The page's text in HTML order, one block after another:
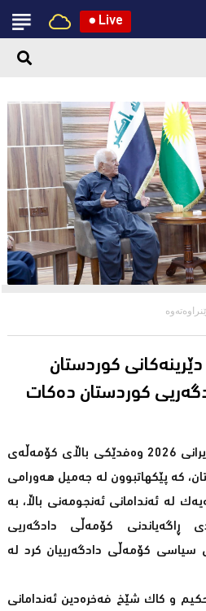
● Live
كوردستان
كوردستان دەكات
پێشنێوەڕۆى ئەمڕۆ 2ـی حوزه‌یرانی 2026 وەفدێكی باڵای كۆمەڵەی
كە پێكهاتبوون لە جەمیل هەورامی
لە ئەندامانی ئەنجومەنی باڵا، بە
ڕاگەیاندنی كۆمەڵی دادگەریی
سیاسی كۆمەڵی دادگەرییان كرد لە
و كاك شێخ فەخرەدین ئەندامانی